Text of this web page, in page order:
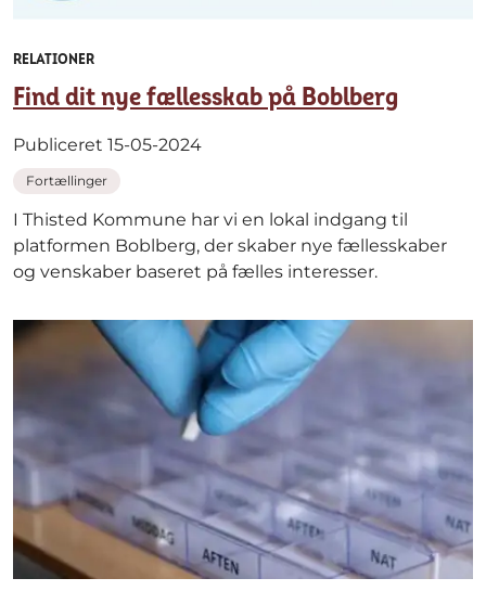
RELATIONER
Find dit nye fællesskab på Boblberg
Publiceret 15-05-2024
Fortællinger
I Thisted Kommune har vi en lokal indgang til
platformen Boblberg, der skaber nye fællesskaber
og venskaber baseret på fælles interesser.